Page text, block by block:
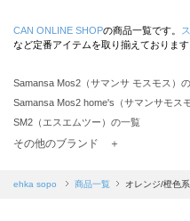
CAN ONLINE SHOPの商品一覧です。
など定番アイテムを取り揃えております
Samansa Mos2（サマンサ モスモス）
Samansa Mos2 home's（サマンサモス
SM2（エスエムツー）の一覧
TSUHARU by Samansa Mos2（ツハル
Samansa Mos2 blue（サマンサモスモス
その他のブランド ＋
ehka sopo 商品一覧 オレンジ/橙色系